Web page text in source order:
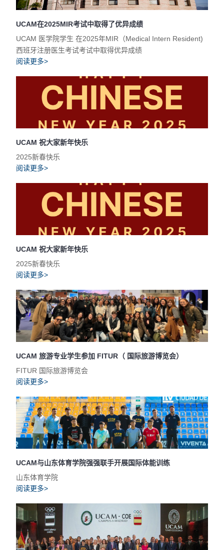
UCAM在2025MIR考试中取得了优异成绩
UCAM 医学院学生 在2025年MIR（Medical Intern Resident)
西班牙注册医生考试考试中取得优异成绩
阅读更多>
UCAM 祝大家新年快乐
2025新春快乐
阅读更多>
UCAM 祝大家新年快乐
2025新春快乐
阅读更多>
UCAM 旅游专业学生参加 FITUR（ 国际旅游博览会）
FITUR 国际旅游博览会
阅读更多>
UCAM与山东体育学院强强联手开展国际体能训练
山东体育学院
阅读更多>